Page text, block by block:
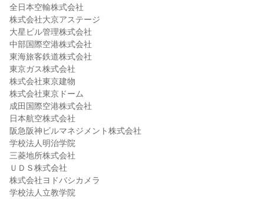
全日本空輸株式会社
株式会社大京アステージ
大星ビル管理株式会社
中部国際空港株式会社
東海旅客鉄道株式会社
東京ガス株式会社
株式会社東京建物
株式会社東京ドーム
成田国際空港株式会社
日本航空株式会社
阪急阪神ビルマネジメント株式会社
学校法人明治学院
三菱地所株式会社
ＵＤＳ株式会社
株式会社ヨドバシカメラ
学校法人立教学院